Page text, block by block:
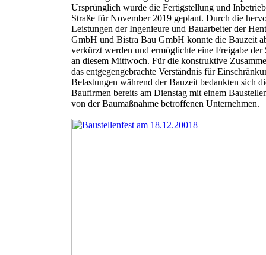
Ursprünglich wurde die Fertigstellung und
Straße für November 2019 geplant. Durch die
Leistungen der Ingenieure und Bauarbeiter der
GmbH und Bistra Bau GmbH konnte die Bauzeit
verkürzt werden und ermöglichte eine Freigabe der
an diesem Mittwoch. Für die konstruktive
das entgegengebrachte Verständnis für
Belastungen während der Bauzeit bedankten sich
Baufirmen bereits am Dienstag mit einem
von der Baumaßnahme betroffenen Unternehmen.